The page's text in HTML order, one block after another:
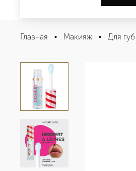
Dessert a levres Масло для губ
Описание
Главная • Макияж • Для губ